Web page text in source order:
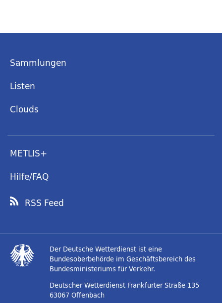
Sammlungen
Listen
Clouds
METLIS+
Hilfe/FAQ
RSS Feed
Der Deutsche Wetterdienst ist eine
Bundesoberbehörde im Geschäftsbereich des
Bundesministeriums für Verkehr.
Deutscher Wetterdienst Frankfurter Straße 135
63067 Offenbach